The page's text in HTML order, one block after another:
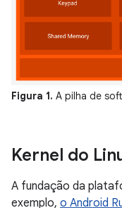
Figura 1. A pilha de
Kernel do
A fundação da
exemplo, o Android